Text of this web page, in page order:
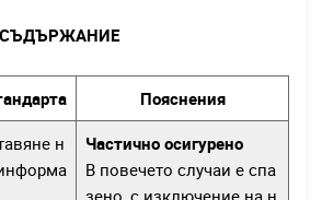
Пояснения
н
Частично осигурено
В повечето случаи е спа
зено, с изключение на н